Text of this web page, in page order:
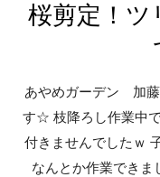
桜剪定！ツ
あやめガーデン 加藤
す☆ 枝降ろし作業中
付きませんでしたｗ
なんとか作業できま